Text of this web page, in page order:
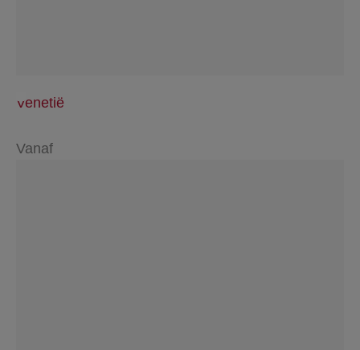
Venetië
Vanaf